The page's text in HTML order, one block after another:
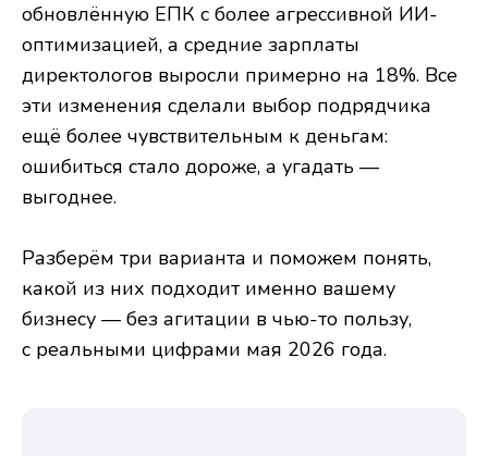
обновлённую ЕПК с более агрессивной ИИ-
оптимизацией, а средние зарплаты
директологов выросли примерно на 18%. Все
эти изменения сделали выбор подрядчика
ещё более чувствительным к деньгам:
ошибиться стало дороже, а угадать —
выгоднее.
Разберём три варианта и поможем понять,
какой из них подходит именно вашему
бизнесу — без агитации в чью-то пользу,
с реальными цифрами мая 2026 года.